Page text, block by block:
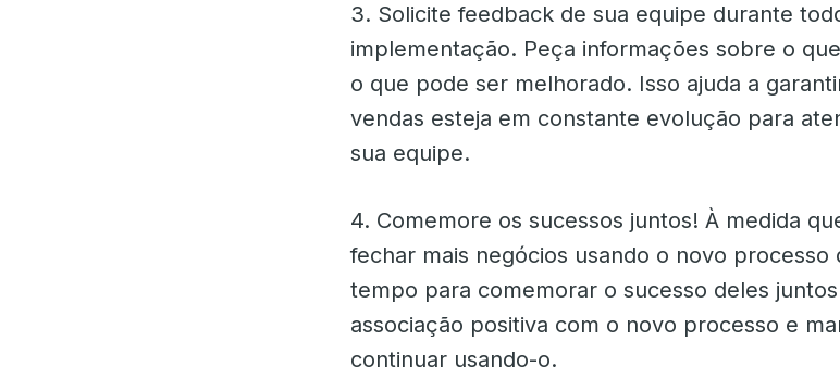
3. Solicite feedback de sua equipe durante
implementação. Peça informações sobre o
o que pode ser melhorado. Isso ajuda a
vendas esteja em constante evolução para
sua equipe.
4. Comemore os sucessos juntos! À medida
fechar mais negócios usando o novo
tempo para comemorar o sucesso deles
associação positiva com o novo processo e
continuar usando-o.